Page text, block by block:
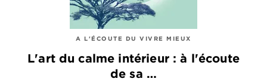
A L'ÉCOUTE DU VIVRE MIEUX
L'art du calme intérieur : à l'écoute
de sa …